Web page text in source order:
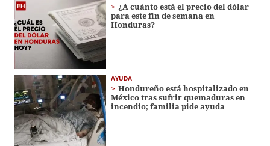
¿A cuánto está el precio del dólar
para este fin de semana en
Honduras?
AYUDA
Hondureño está hospitalizado en
México tras sufrir quemaduras en
incendio; familia pide ayuda